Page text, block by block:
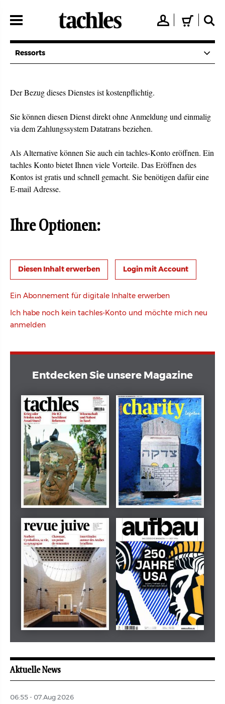
zum
👤 🛒 🔍
Ressorts
Der Bezug dieses Dienstes ist kostenpflichtig.
Sie können diesen Dienst direkt ohne Anmeldung und einmalig
via dem Zahlungssystem Datatrans beziehen.
Als Alternative können Sie auch ein tachles-Konto eröffnen. Ein
tachles Konto bietet Ihnen viele Vorteile. Das Eröffnen des
Kontos ist gratis und schnell gemacht. Sie benötigen dafür eine
E-mail Adresse.
Ihre Optionen:
Login mit Account
Ein Abonnement für digitale Inhalte erwerben
Ich habe noch kein tachles-Konto und möchte mich neu
anmelden
Entdecken Sie unsere Magazine
Dezember 2024
tachles
März 2026
Beilage
revue juive aufbau
Aktuelle News
06:55 - 07.Aug 2026